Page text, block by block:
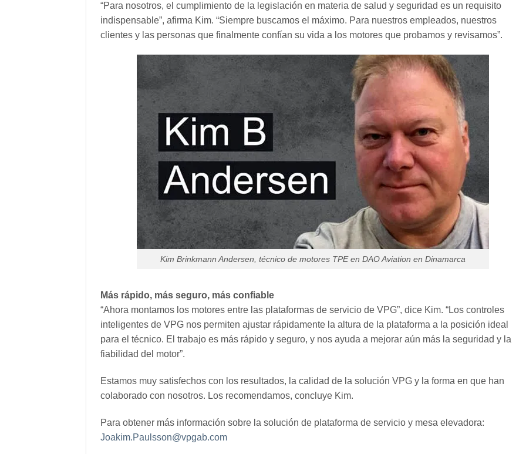
“Para nosotros, el cumplimiento de la legislación en materia de salud y seguridad es un requisito
indispensable”, afirma Kim. “Siempre buscamos el máximo. Para nuestros empleados, nuestros
clientes y las personas que finalmente confían su vida a los motores que probamos y revisamos”.
Kim Brinkmann Andersen, técnico de motores TPE en DAO Aviation en Dinamarca
Más rápido, más seguro, más confiable
“Ahora montamos los motores entre las plataformas de servicio de VPG”, dice Kim. “Los controles
inteligentes de VPG nos permiten ajustar rápidamente la altura de la plataforma a la posición ideal
para el técnico. El trabajo es más rápido y seguro, y nos ayuda a mejorar aún más la seguridad y la
fiabilidad del motor”.
Estamos muy satisfechos con los resultados, la calidad de la solución VPG y la forma en que han
colaborado con nosotros. Los recomendamos, concluye Kim.
Para obtener más información sobre la solución de plataforma de servicio y mesa elevadora:
Joakim.Paulsson@vpgab.com